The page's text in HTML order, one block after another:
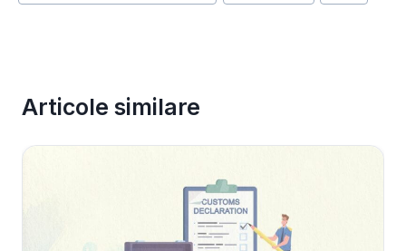
Articole similare